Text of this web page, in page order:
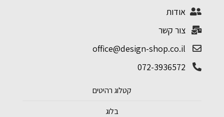
אודות
צור קשר
office@design-shop.co.il
072-3936572
קטלוג רהיטים
בלוג